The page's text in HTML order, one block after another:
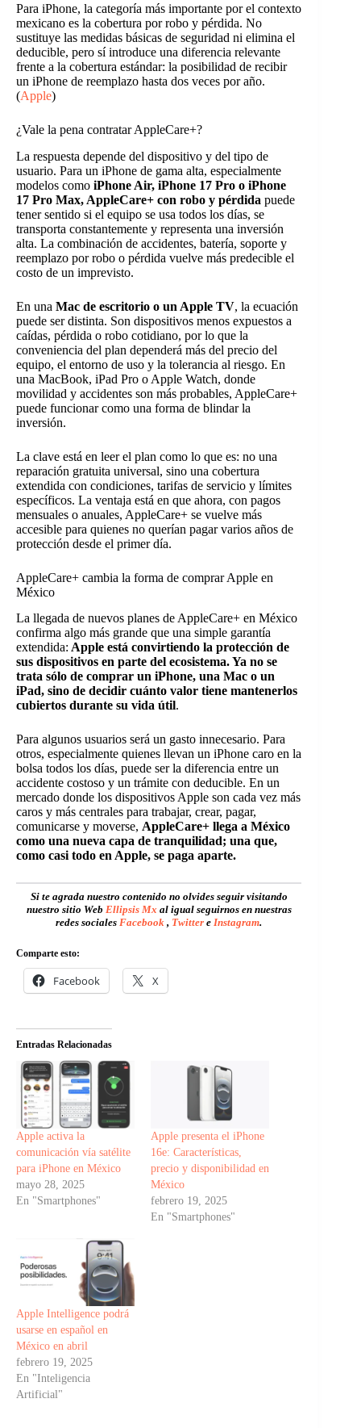
Para iPhone, la categoría más importante por el contexto
mexicano es la cobertura por robo y pérdida. No
sustituye las medidas básicas de seguridad ni elimina el
deducible, pero sí introduce una diferencia relevante
frente a la cobertura estándar: la posibilidad de recibir
un iPhone de reemplazo hasta dos veces por año.
(Apple)
¿Vale la pena contratar AppleCare+?
La respuesta depende del dispositivo y del tipo de
usuario. Para un iPhone de gama alta, especialmente
modelos como iPhone Air, iPhone 17 Pro o iPhone
17 Pro Max, AppleCare+ con robo y pérdida puede
tener sentido si el equipo se usa todos los días, se
transporta constantemente y representa una inversión
alta. La combinación de accidentes, batería, soporte y
reemplazo por robo o pérdida vuelve más predecible el
costo de un imprevisto.
En una Mac de escritorio o un Apple TV, la ecuación
puede ser distinta. Son dispositivos menos expuestos a
caídas, pérdida o robo cotidiano, por lo que la
conveniencia del plan dependerá más del precio del
equipo, el entorno de uso y la tolerancia al riesgo. En
una MacBook, iPad Pro o Apple Watch, donde
movilidad y accidentes son más probables, AppleCare+
puede funcionar como una forma de blindar la
inversión.
La clave está en leer el plan como lo que es: no una
reparación gratuita universal, sino una cobertura
extendida con condiciones, tarifas de servicio y límites
específicos. La ventaja está en que ahora, con pagos
mensuales o anuales, AppleCare+ se vuelve más
accesible para quienes no querían pagar varios años de
protección desde el primer día.
AppleCare+ cambia la forma de comprar Apple en
México
La llegada de nuevos planes de AppleCare+ en México
confirma algo más grande que una simple garantía
extendida: Apple está convirtiendo la protección de
sus dispositivos en parte del ecosistema. Ya no se
trata sólo de comprar un iPhone, una Mac o un
iPad, sino de decidir cuánto valor tiene mantenerlos
cubiertos durante su vida útil.
Para algunos usuarios será un gasto innecesario. Para
otros, especialmente quienes llevan un iPhone caro en la
bolsa todos los días, puede ser la diferencia entre un
accidente costoso y un trámite con deducible. En un
mercado donde los dispositivos Apple son cada vez más
caros y más centrales para trabajar, crear, pagar,
comunicarse y moverse, AppleCare+ llega a México
como una nueva capa de tranquilidad; una que,
como casi todo en Apple, se paga aparte.
Si te agrada nuestro contenido no olvides seguir visitando
nuestro sitio Web Ellipsis Mx al igual seguirnos en nuestras
redes socialesFacebook , Twitter eInstagram.
Comparte esto:
Facebook X
Entradas Relacionadas
Apple activa la
comunicación vía satélite
para iPhone en México
mayo 28, 2025
En "Smartphones"
Apple presenta el iPhone
16e: Características,
precio y disponibilidad en
México
febrero 19, 2025
En "Smartphones"
Apple Intelligence podrá
usarse en español en
México en abril
febrero 19, 2025
En "Inteligencia
Artificial"